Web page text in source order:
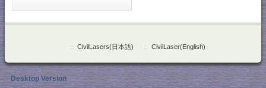
:: CivilLasers(日本語) :: CivilLaser(English)
Desktop Version